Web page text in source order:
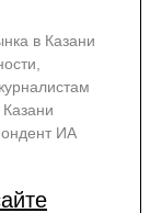
в Казани
ИА